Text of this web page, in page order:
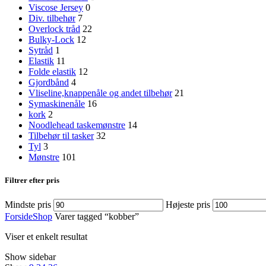
Viscose Jersey 0
Div. tilbehør 7
Overlock tråd 22
Bulky-Lock 12
Sytråd 1
Elastik 11
Folde elastik 12
Gjordbånd 4
Vliseline,knappenåle og andet tilbehør 21
Symaskinenåle 16
kork 2
Noodlehead taskemønstre 14
Tilbehør til tasker 32
Tyl 3
Mønstre 101
Filtrer efter pris
Mindste pris Højeste pris
ForsideShop Varer tagged “kobber”
Viser et enkelt resultat
Show sidebar